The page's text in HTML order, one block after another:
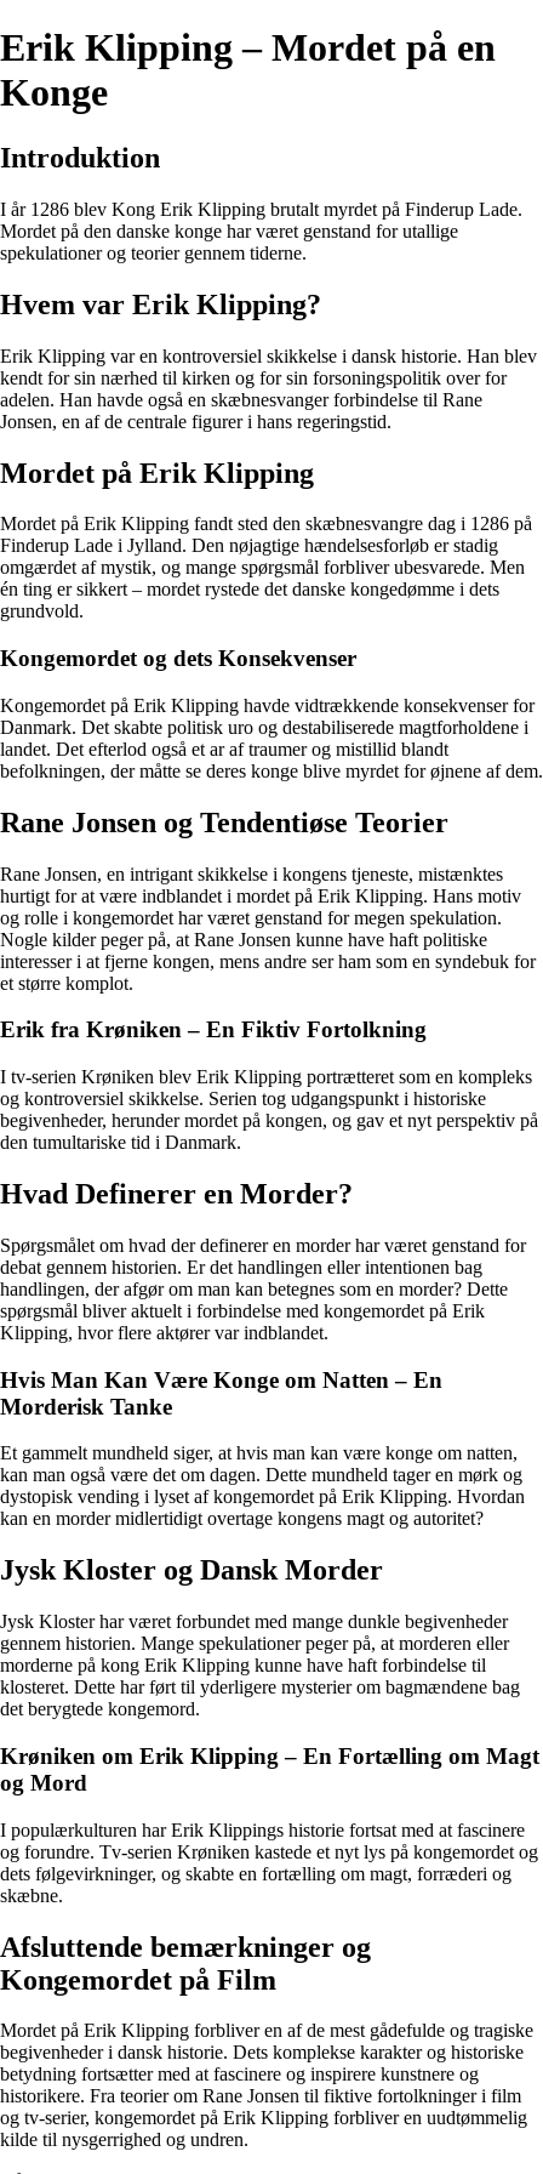
Erik Klipping – Mordet på en
Konge
Introduktion
I år 1286 blev Kong Erik Klipping brutalt myrdet på Finderup Lade.
Mordet på den danske konge har været genstand for utallige
spekulationer og teorier gennem tiderne.
Hvem var Erik Klipping?
Erik Klipping var en kontroversiel skikkelse i dansk historie. Han blev
kendt for sin nærhed til kirken og for sin forsoningspolitik over for
adelen. Han havde også en skæbnesvanger forbindelse til Rane
Jonsen, en af de centrale figurer i hans regeringstid.
Mordet på Erik Klipping
Mordet på Erik Klipping fandt sted den skæbnesvangre dag i 1286 på
Finderup Lade i Jylland. Den nøjagtige hændelsesforløb er stadig
omgærdet af mystik, og mange spørgsmål forbliver ubesvarede. Men
én ting er sikkert – mordet rystede det danske kongedømme i dets
grundvold.
Kongemordet og dets Konsekvenser
Kongemordet på Erik Klipping havde vidtrækkende konsekvenser for
Danmark. Det skabte politisk uro og destabiliserede magtforholdene i
landet. Det efterlod også et ar af traumer og mistillid blandt
befolkningen, der måtte se deres konge blive myrdet for øjnene af dem.
Rane Jonsen og Tendentiøse Teorier
Rane Jonsen, en intrigant skikkelse i kongens tjeneste, mistænktes
hurtigt for at være indblandet i mordet på Erik Klipping. Hans motiv
og rolle i kongemordet har været genstand for megen spekulation.
Nogle kilder peger på, at Rane Jonsen kunne have haft politiske
interesser i at fjerne kongen, mens andre ser ham som en syndebuk for
et større komplot.
Erik fra Krøniken – En Fiktiv Fortolkning
I tv-serien Krøniken blev Erik Klipping portrætteret som en kompleks
og kontroversiel skikkelse. Serien tog udgangspunkt i historiske
begivenheder, herunder mordet på kongen, og gav et nyt perspektiv på
den tumultariske tid i Danmark.
Hvad Definerer en Morder?
Spørgsmålet om hvad der definerer en morder har været genstand for
debat gennem historien. Er det handlingen eller intentionen bag
handlingen, der afgør om man kan betegnes som en morder? Dette
spørgsmål bliver aktuelt i forbindelse med kongemordet på Erik
Klipping, hvor flere aktører var indblandet.
Hvis Man Kan Være Konge om Natten – En
Morderisk Tanke
Et gammelt mundheld siger, at hvis man kan være konge om natten,
kan man også være det om dagen. Dette mundheld tager en mørk og
dystopisk vending i lyset af kongemordet på Erik Klipping. Hvordan
kan en morder midlertidigt overtage kongens magt og autoritet?
Jysk Kloster og Dansk Morder
Jysk Kloster har været forbundet med mange dunkle begivenheder
gennem historien. Mange spekulationer peger på, at morderen eller
morderne på kong Erik Klipping kunne have haft forbindelse til
klosteret. Dette har ført til yderligere mysterier om bagmændene bag
det berygtede kongemord.
Krøniken om Erik Klipping – En Fortælling om Magt
og Mord
I populærkulturen har Erik Klippings historie fortsat med at fascinere
og forundre. Tv-serien Krøniken kastede et nyt lys på kongemordet og
dets følgevirkninger, og skabte en fortælling om magt, forræderi og
skæbne.
Afsluttende bemærkninger og
Kongemordet på Film
Mordet på Erik Klipping forbliver en af de mest gådefulde og tragiske
begivenheder i dansk historie. Dets komplekse karakter og historiske
betydning fortsætter med at fascinere og inspirere kunstnere og
historikere. Fra teorier om Rane Jonsen til fiktive fortolkninger i film
og tv-serier, kongemordet på Erik Klipping forbliver en uudtømmelig
kilde til nysgerrighed og undren.